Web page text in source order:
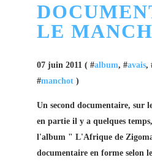
LE
07 juin 2011 ( #album, #avais,
#manchot )
Un second documentaire, sur
en partie il y a quelques
l'album " L'Afrique de
documentaire en forme selon